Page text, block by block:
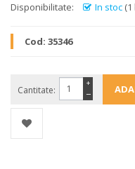
Disponibilitate:
In stoc
Cod: 35346
Cantitate: −
+